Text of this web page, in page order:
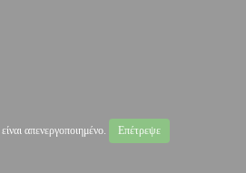
απενεργοποιημένο. Επέτρεψε